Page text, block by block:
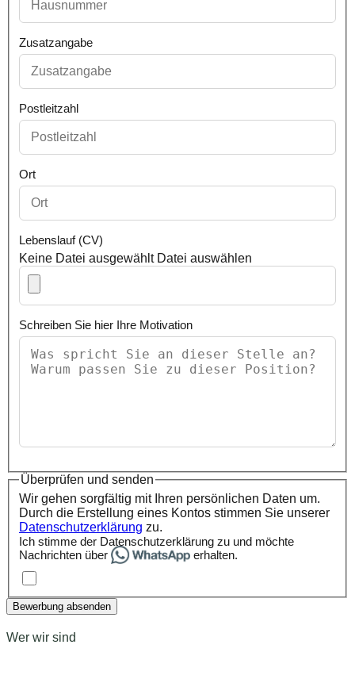
Zusatzangabe
Postleitzahl
Ort
Lebenslauf (CV)
Keine Datei ausgewählt Datei auswählen
Schreiben Sie hier Ihre Motivation
Überprüfen und senden
Wir gehen sorgfältig mit Ihren persönlichen Daten um.
Durch die Erstellung eines Kontos stimmen Sie unserer
Datenschutzerklärung zu.
Ich stimme der Datenschutzerklärung zu und möchte
Nachrichten über
erhalten.
Bewerbung absenden
Wer wir sind